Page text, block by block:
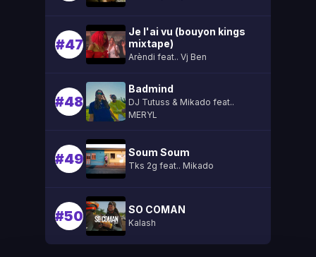
#47
Je l'ai vu (bouyon kings
mixtape)
Arèndi feat.. Vj Ben
#48
Badmind
DJ Tutuss & Mikado feat..
MERYL
#49 Soum Soum
Tks 2g feat.. Mikado
#50 SO COMAN
Kalash